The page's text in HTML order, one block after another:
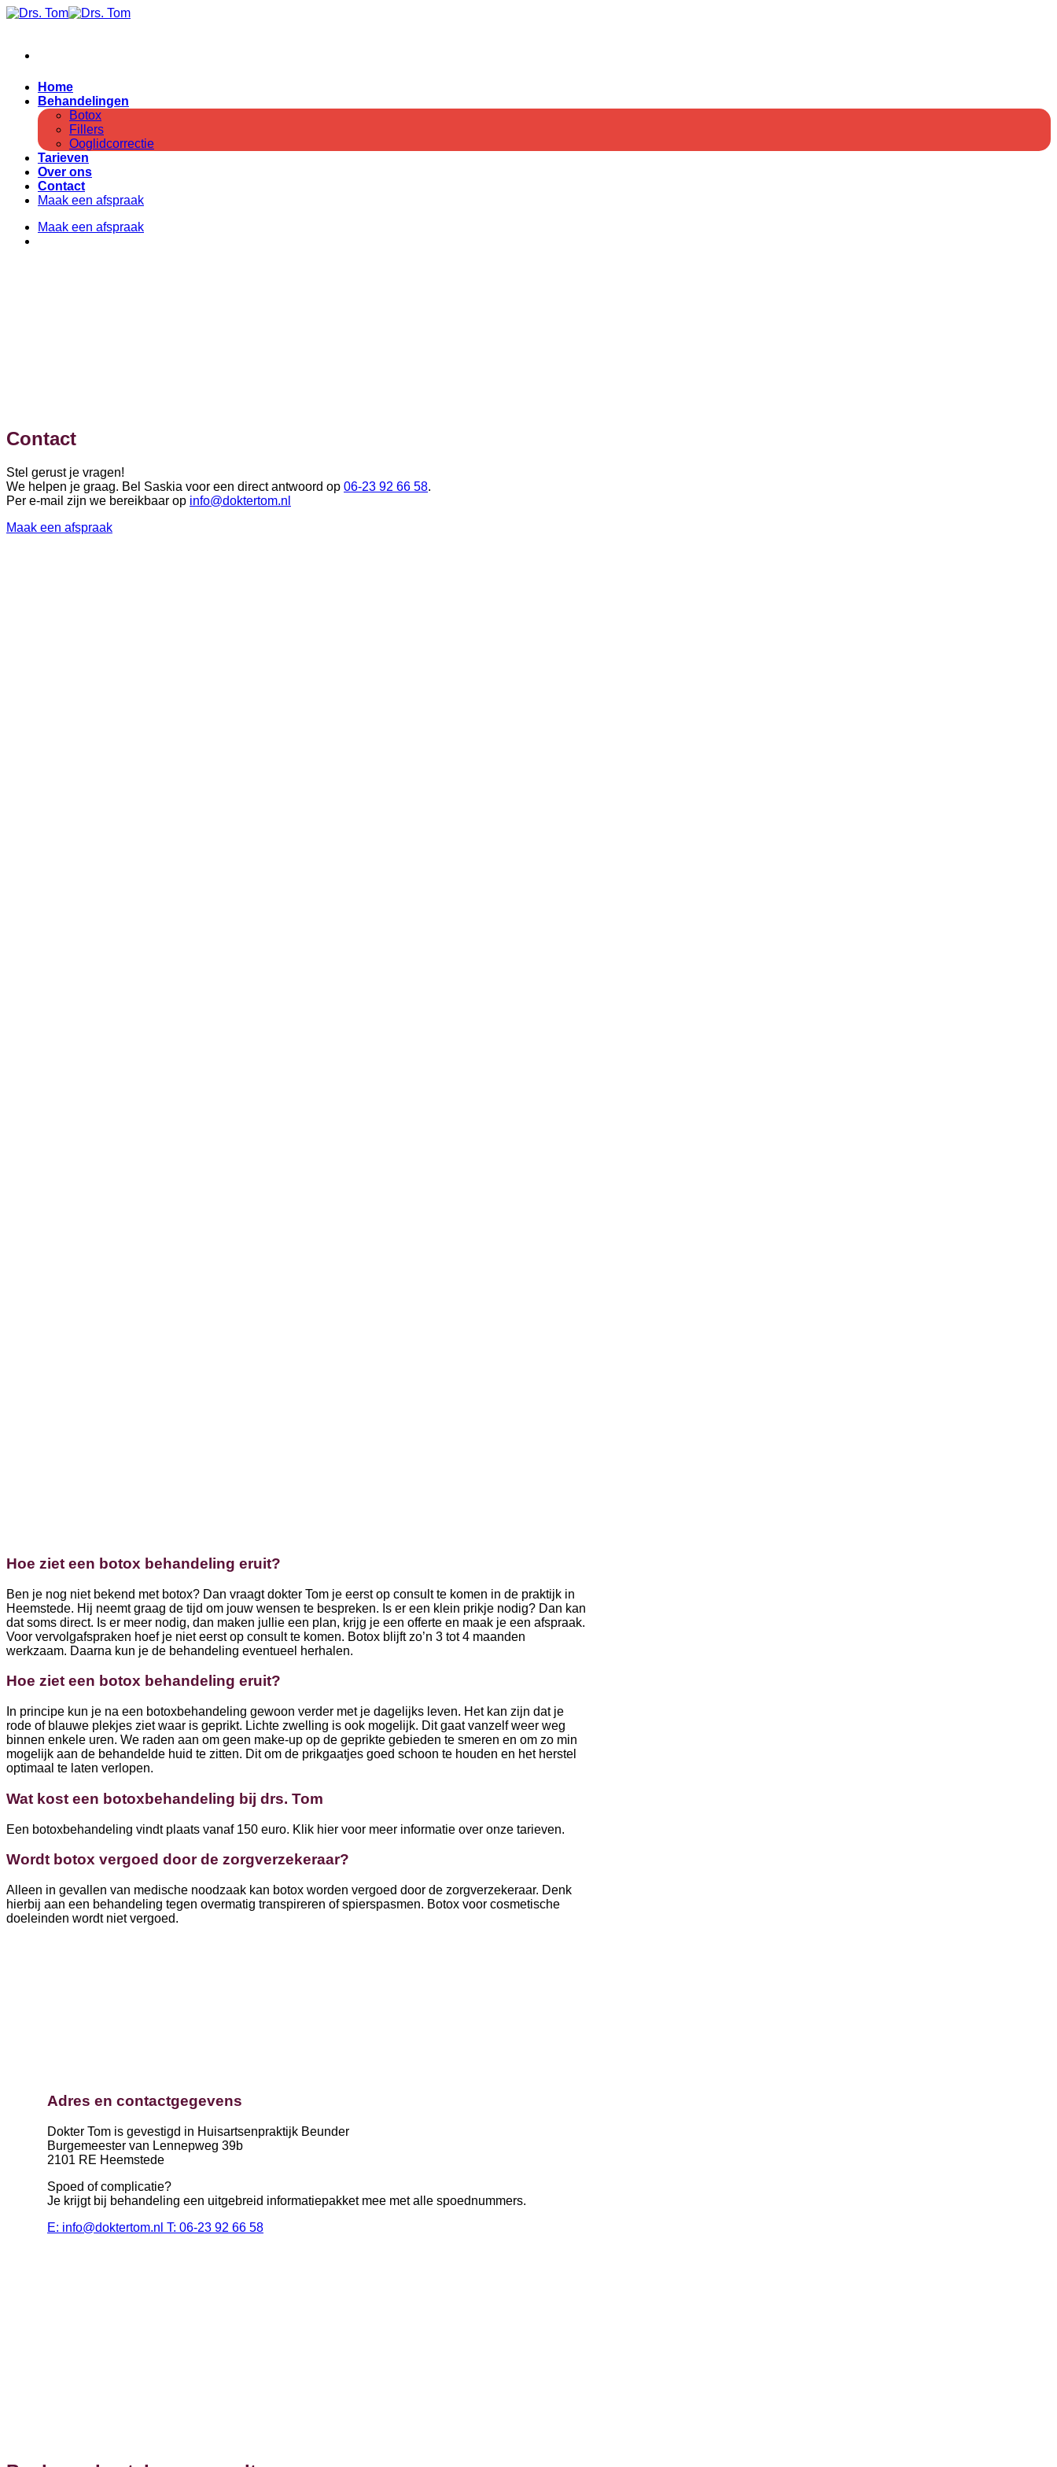
Ga
Home
Behandelingen
Botox
Fillers
Ooglidcorrectie
Tarieven
Over ons
Contact
Maak een afspraak
Maak een afspraak
Contact
Stel gerust je vragen!
We helpen je graag. Bel Saskia voor een direct antwoord op 06-23 92 66 58.
Per e-mail zijn we bereikbaar op info@doktertom.nl
Maak een afspraak
Hoe ziet een botox behandeling eruit?
Ben je nog niet bekend met botox? Dan vraagt dokter Tom je eerst op consult te komen in de praktijk in
Heemstede. Hij neemt graag de tijd om jouw wensen te bespreken. Is er een klein prikje nodig? Dan kan
dat soms direct. Is er meer nodig, dan maken jullie een plan, krijg je een offerte en maak je een afspraak.
Voor vervolgafspraken hoef je niet eerst op consult te komen. Botox blijft zo’n 3 tot 4 maanden
werkzaam. Daarna kun je de behandeling eventueel herhalen.
Hoe ziet een botox behandeling eruit?
In principe kun je na een botoxbehandeling gewoon verder met je dagelijks leven. Het kan zijn dat je
rode of blauwe plekjes ziet waar is geprikt. Lichte zwelling is ook mogelijk. Dit gaat vanzelf weer weg
binnen enkele uren. We raden aan om geen make-up op de geprikte gebieden te smeren en om zo min
mogelijk aan de behandelde huid te zitten. Dit om de prikgaatjes goed schoon te houden en het herstel
optimaal te laten verlopen.
Wat kost een botoxbehandeling bij drs. Tom
Een botoxbehandeling vindt plaats vanaf 150 euro. Klik hier voor meer informatie over onze tarieven.
Wordt botox vergoed door de zorgverzekeraar?
Alleen in gevallen van medische noodzaak kan botox worden vergoed door de zorgverzekeraar. Denk
hierbij aan een behandeling tegen overmatig transpireren of spierspasmen. Botox voor cosmetische
doeleinden wordt niet vergoed.
Adres en contactgegevens
Dokter Tom is gevestigd in Huisartsenpraktijk Beunder
Burgemeester van Lennepweg 39b
2101 RE Heemstede
Spoed of complicatie?
Je krijgt bij behandeling een uitgebreid informatiepakket mee met alle spoednummers.
E: info@doktertom.nl T: 06-23 92 66 58